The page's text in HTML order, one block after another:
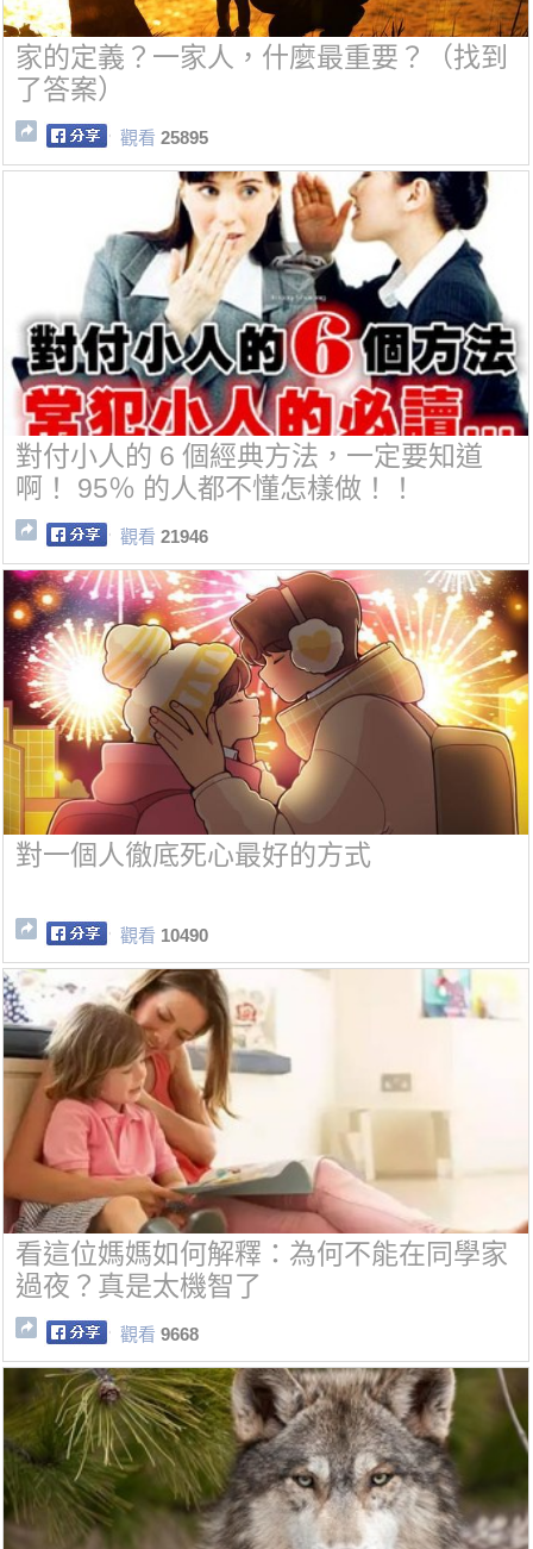
家的定義？一家人，什麼最重要？（找到
了答案）
觀看 25895
對付小人的 6 個經典方法，一定要知道
啊！ 95％ 的人都不懂怎樣做！！
觀看 21946
對一個人徹底死心最好的方式
觀看 10490
看這位媽媽如何解釋：為何不能在同學家
過夜？真是太機智了
觀看 9668